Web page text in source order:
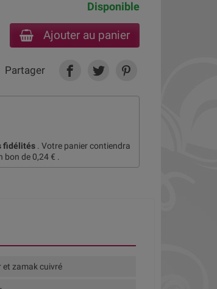
Disponible
Ajouter au panier
Partager
fidélités . Votre panier contiendra
bon de 0,24 € .
et zamak cuivré